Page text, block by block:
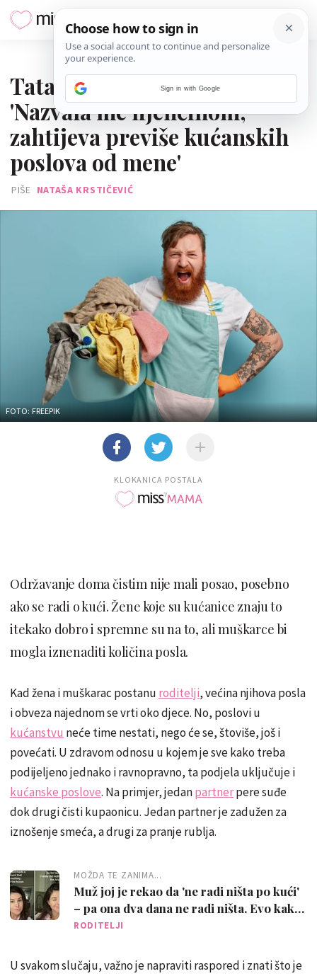
Tata nazvao mamu 'ludom':
'Nazvala me lijenčinom,
zahtijeva previše kućanskih
poslova od mene'
PIŠE NATAŠA KRSTIČEVIĆ
FOTO: FREEPIK
KLOKANICA POSTALA
Održavanje doma čistim nije mali posao, posebno
ako se radi o kući. Žene koje su kućanice znaju to
itekako dobro i spremne su na to, ali muškarce bi
mogla iznenaditi količina posla.
Kad žena i muškarac postanu roditelji, većina njihova posla
i obveza najednom se vrti oko djece. No, poslovi u
kućanstvu neće time nestati, nego će se, štoviše, još i
povećati. U zdravom odnosu u kojem je sve kako treba
podijeljeno jednako i ravnopravno, ta podjela uključuje i
kućanske poslove. Na primjer, jedanpartnerpere suđe
dok drugi čisti kupaonicu. Jedan partner je zadužen za
iznošenje smeća, a drugi za pranje rublja.
MOŽDA TE ZANIMA...
Muž joj je rekao da 'ne radi ništa po kući'
– pa ona dva dana ne radi ništa. Evo kako
to izgleda
RODITELJI
U svakom slučaju, važno je napraviti raspored i znati što je
Sign in with Google